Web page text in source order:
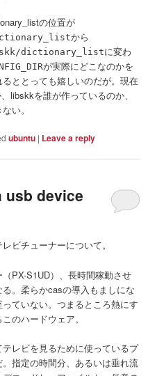
の位置が
から
dictionary_listに変わ
が実際にどこなのかを
ととっても嬉しいのだが。現在
libskkを誰が作っているのか、
い。
ubuntu | Leave a reply
usb device
ビチューナーについて。
PX-S1UD）、長時間稼動させ
。柔らかcasの導入もましにな
ていない。つまるところ熱にす
のハードウェア。
レビを見るために使っているプ
指定の時間分、あるいは垂れ流